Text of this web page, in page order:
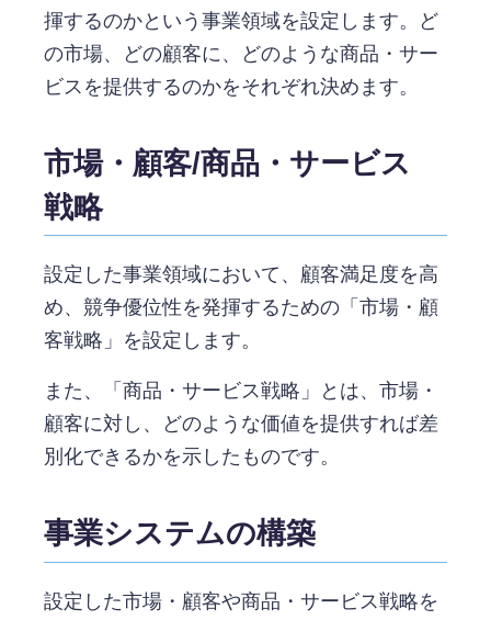
揮するのかという事業領域を設定します。ど
の市場、どの顧客に、どのような商品・サー
ビスを提供するのかをそれぞれ決めます。
市場・顧客/商品・サービス
戦略
設定した事業領域において、顧客満足度を高
め、競争優位性を発揮するための「市場・顧
客戦略」を設定します。
また、「商品・サービス戦略」とは、市場・
顧客に対し、どのような価値を提供すれば差
別化できるかを示したものです。
事業システムの構築
設定した市場・顧客や商品・サービス戦略を